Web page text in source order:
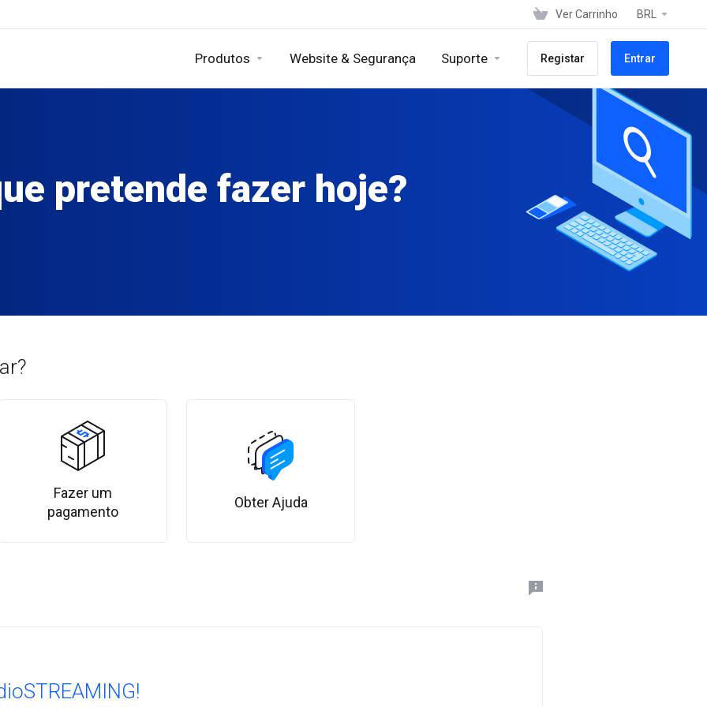
Ver Carrinho BRL
Produtos Website & Segurança Suporte Registar Entrar
pretende fazer hoje?
Fazer um
pagamento
Obter Ajuda